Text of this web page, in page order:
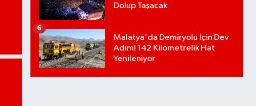
Dolup Taşacak
Malatya'da Demiryolu İçin Dev
Adım! 142 Kilometrelik Hat
Yenileniyor
6